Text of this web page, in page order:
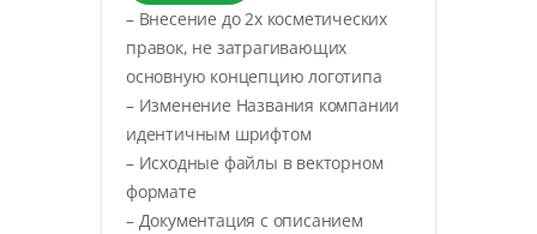
– Внесение до 2х косметических
правок, не затрагивающих
основную концепцию логотипа
– Изменение Названия компании
идентичным шрифтом
– Исходные файлы в векторном
формате
– Документация с описанием